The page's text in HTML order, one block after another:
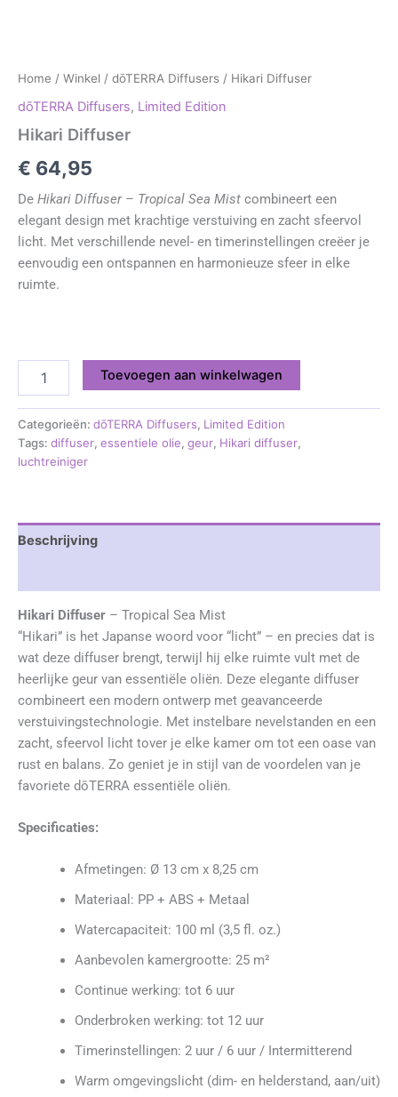
Home / Winkel / dōTERRA Diffusers / Hikari Diffuser
dōTERRA Diffusers, Limited Edition
Hikari Diffuser
€ 64,95
De Hikari Diffuser – Tropical Sea Mist combineert een
elegant design met krachtige verstuiving en zacht sfeervol
licht. Met verschillende nevel- en timerinstellingen creëer je
eenvoudig een ontspannen en harmonieuze sfeer in elke
ruimte.
Toevoegen aan winkelwagen
Categorieën: dōTERRA Diffusers, Limited Edition
Tags: diffuser, essentiele olie, geur, Hikari diffuser,
luchtreiniger
Beschrijving
Hikari Diffuser – Tropical Sea Mist
“Hikari” is het Japanse woord voor “licht” – en precies dat is
wat deze diffuser brengt, terwijl hij elke ruimte vult met de
heerlijke geur van essentiële oliën. Deze elegante diffuser
combineert een modern ontwerp met geavanceerde
verstuivingstechnologie. Met instelbare nevelstanden en een
zacht, sfeervol licht tover je elke kamer om tot een oase van
rust en balans. Zo geniet je in stijl van de voordelen van je
favoriete dōTERRA essentiële oliën.
Specificaties:
Afmetingen: Ø 13 cm x 8,25 cm
Materiaal: PP + ABS + Metaal
Watercapaciteit: 100 ml (3,5 fl. oz.)
Aanbevolen kamergrootte: 25 m²
Continue werking: tot 6 uur
Onderbroken werking: tot 12 uur
Timerinstellingen: 2 uur / 6 uur / Intermitterend
Warm omgevingslicht (dim- en helderstand, aan/uit)